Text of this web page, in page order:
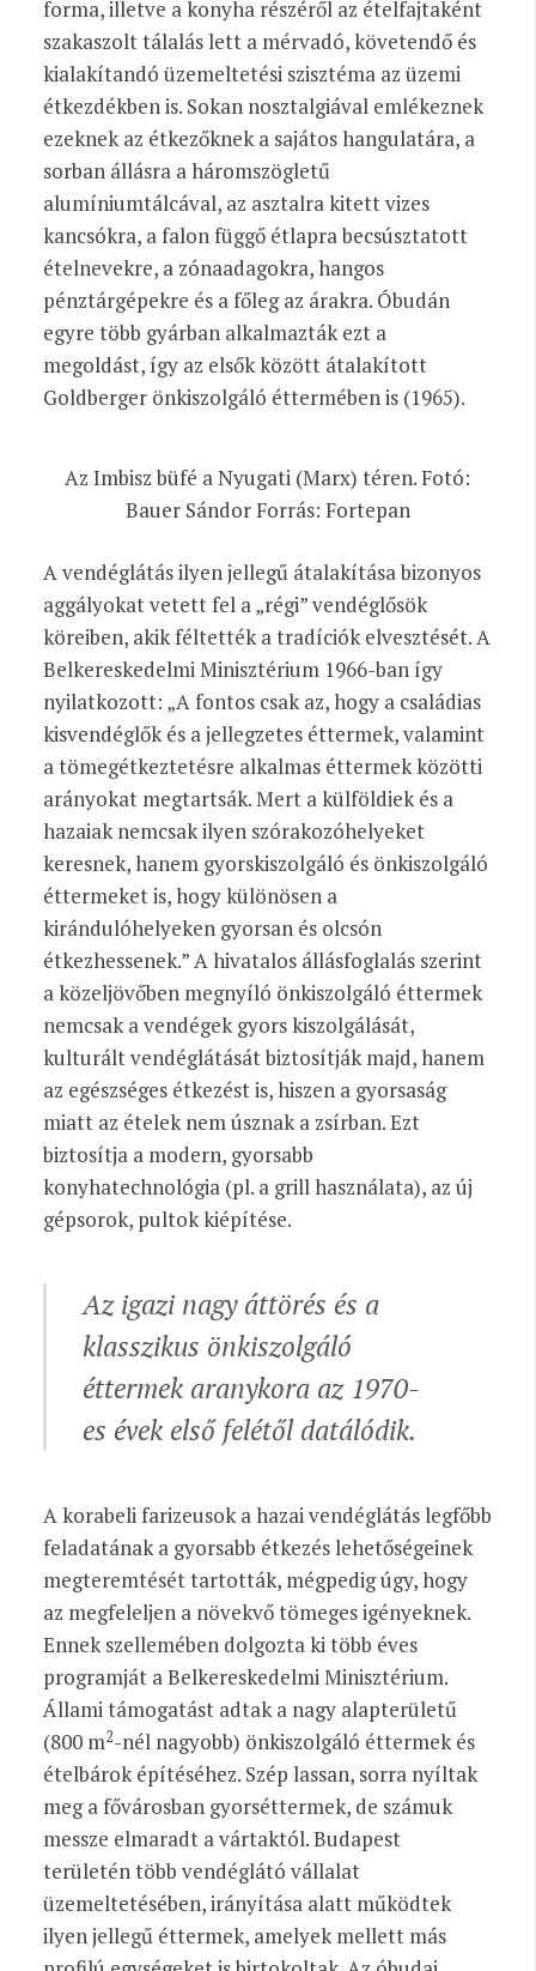
forma, illetve a konyha részéről az ételfajtaként
szakaszolt tálalás lett a mérvadó, követendő és
kialakítandó üzemeltetési szisztéma az üzemi
étkezdékben is. Sokan nosztalgiával emlékeznek
ezeknek az étkezőknek a sajátos hangulatára, a
sorban állásra a háromszögletű
alumíniumtálcával, az asztalra kitett vizes
kancsókra, a falon függő étlapra becsúsztatott
ételnevekre, a zónaadagokra, hangos
pénztárgépekre és a főleg az árakra. Óbudán
egyre több gyárban alkalmazták ezt a
megoldást, így az elsők között átalakított
Goldberger önkiszolgáló éttermében is (1965).
Az Imbisz büfé a Nyugati (Marx) téren. Fotó:
Bauer Sándor Forrás: Fortepan
A vendéglátás ilyen jellegű átalakítása bizonyos
aggályokat vetett fel a „régi” vendéglősök
köreiben, akik féltették a tradíciók elvesztését. A
Belkereskedelmi Minisztérium 1966-ban így
nyilatkozott: „A fontos csak az, hogy a családias
kisvendéglők és a jellegzetes éttermek, valamint
a tömegétkeztetésre alkalmas éttermek közötti
arányokat megtartsák. Mert a külföldiek és a
hazaiak nemcsak ilyen szórakozóhelyeket
keresnek, hanem gyorskiszolgáló és önkiszolgáló
éttermeket is, hogy különösen a
kirándulóhelyeken gyorsan és olcsón
étkezhessenek.” A hivatalos állásfoglalás szerint
a közeljövőben megnyíló önkiszolgáló éttermek
nemcsak a vendégek gyors kiszolgálását,
kulturált vendéglátását biztosítják majd, hanem
az egészséges étkezést is, hiszen a gyorsaság
miatt az ételek nem úsznak a zsírban. Ezt
biztosítja a modern, gyorsabb
konyhatechnológia (pl. a grill használata), az új
gépsorok, pultok kiépítése.
Az igazi nagy áttörés és a
klasszikus önkiszolgáló
éttermek aranykora az 1970-
es évek első felétől datálódik.
A korabeli farizeusok a hazai vendéglátás legfőbb
feladatának a gyorsabb étkezés lehetőségeinek
megteremtését tartották, mégpedig úgy, hogy
az megfeleljen a növekvő tömeges igényeknek.
Ennek szellemében dolgozta ki több éves
programját a Belkereskedelmi Minisztérium.
Állami támogatást adtak a nagy alapterületű
(800 m2-nél nagyobb) önkiszolgáló éttermek és
ételbárok építéséhez. Szép lassan, sorra nyíltak
meg a fővárosban gyorséttermek, de számuk
messze elmaradt a vártaktól. Budapest
területén több vendéglátó vállalat
üzemeltetésében, irányítása alatt működtek
ilyen jellegű éttermek, amelyek mellett más